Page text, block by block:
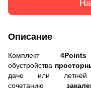
Описание
Комплект
обустройства
даче или летней
сочетанию